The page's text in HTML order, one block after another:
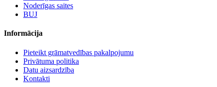
Noderīgas saites
BUJ
Informācija
Pieteikt grāmatvedības pakalpojumu
Privātuma politika
Datu aizsardzība
Kontakti